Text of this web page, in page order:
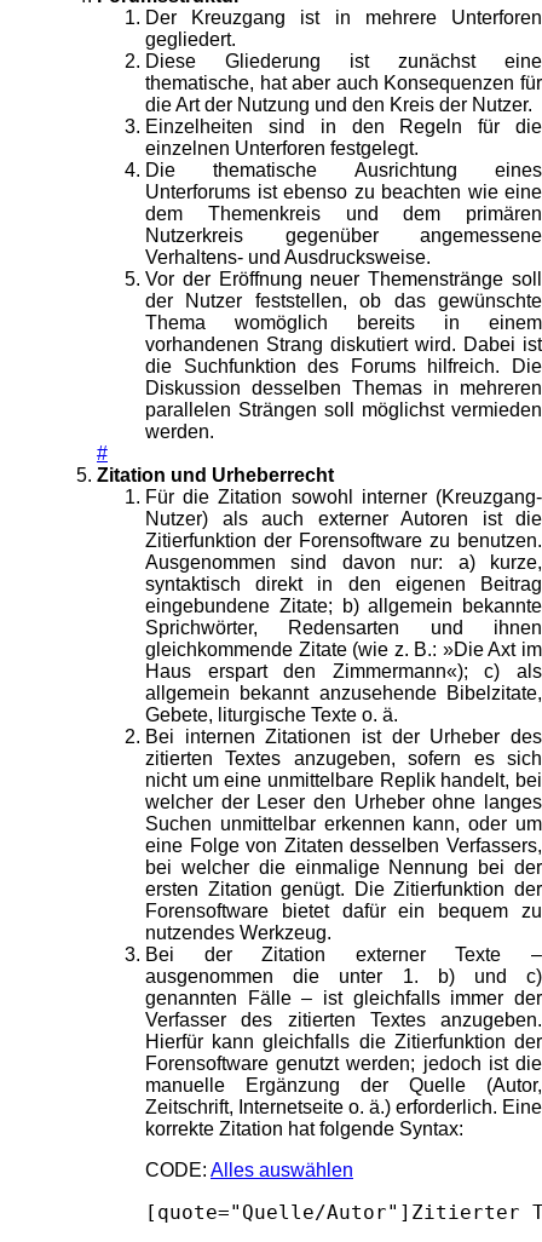
Der Kreuzgang ist in mehrere Unterforen
gegliedert.
Diese Gliederung ist zunächst eine
thematische, hat aber auch Konsequenzen für
die Art der Nutzung und den Kreis der Nutzer.
Einzelheiten sind in den Regeln für die
einzelnen Unterforen festgelegt.
Die thematische Ausrichtung eines
Unterforums ist ebenso zu beachten wie eine
dem Themenkreis und dem primären
Nutzerkreis gegenüber angemessene
Verhaltens- und Ausdrucksweise.
Vor der Eröffnung neuer Themenstränge soll
der Nutzer feststellen, ob das gewünschte
Thema womöglich bereits in einem
vorhandenen Strang diskutiert wird. Dabei ist
die Suchfunktion des Forums hilfreich. Die
Diskussion desselben Themas in mehreren
parallelen Strängen soll möglichst vermieden
werden.
#
Zitation und Urheberrecht
Für die Zitation sowohl interner (Kreuzgang-
Nutzer) als auch externer Autoren ist die
Zitierfunktion der Forensoftware zu benutzen.
Ausgenommen sind davon nur: a) kurze,
syntaktisch direkt in den eigenen Beitrag
eingebundene Zitate; b) allgemein bekannte
Sprichwörter, Redensarten und ihnen
gleichkommende Zitate (wie z. B.: »Die Axt im
Haus erspart den Zimmermann«); c) als
allgemein bekannt anzusehende Bibelzitate,
Gebete, liturgische Texte o. ä.
Bei internen Zitationen ist der Urheber des
zitierten Textes anzugeben, sofern es sich
nicht um eine unmittelbare Replik handelt, bei
welcher der Leser den Urheber ohne langes
Suchen unmittelbar erkennen kann, oder um
eine Folge von Zitaten desselben Verfassers,
bei welcher die einmalige Nennung bei der
ersten Zitation genügt. Die Zitierfunktion der
Forensoftware bietet dafür ein bequem zu
nutzendes Werkzeug.
Bei der Zitation externer Texte –
ausgenommen die unter 1. b) und c)
genannten Fälle – ist gleichfalls immer der
Verfasser des zitierten Textes anzugeben.
Hierfür kann gleichfalls die Zitierfunktion der
Forensoftware genutzt werden; jedoch ist die
manuelle Ergänzung der Quelle (Autor,
Zeitschrift, Internetseite o. ä.) erforderlich. Eine
korrekte Zitation hat folgende Syntax:
CODE: Alles auswählen
[quote="Quelle/Autor"]Zitierter